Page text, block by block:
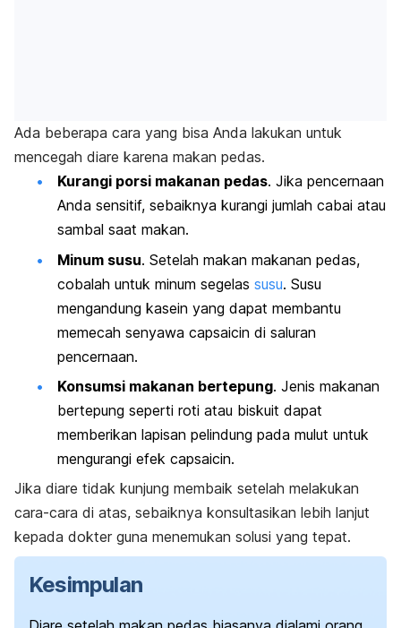
Ada beberapa cara yang bisa Anda lakukan untuk
mencegah diare karena makan pedas.
Kurangi porsi makanan pedas. Jika pencernaan
Anda sensitif, sebaiknya kurangi jumlah cabai atau
sambal saat makan.
Minum susu. Setelah makan makanan pedas,
cobalah untuk minum segelas susu. Susu
mengandung kasein yang dapat membantu
memecah senyawa capsaicin di saluran
pencernaan.
Konsumsi makanan bertepung. Jenis makanan
bertepung seperti roti atau biskuit dapat
memberikan lapisan pelindung pada mulut untuk
mengurangi efek capsaicin.
Jika diare tidak kunjung membaik setelah melakukan
cara-cara di atas, sebaiknya konsultasikan lebih lanjut
kepada dokter guna menemukan solusi yang tepat.
Kesimpulan